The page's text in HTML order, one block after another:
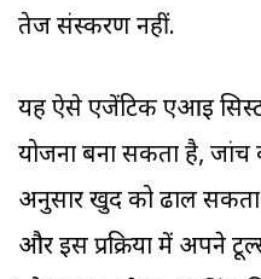
तेज संस्करण नहीं.
यह ऐसे एजेंटिक एआइ
योजना बना सकता है,
अनुसार खुद को ढाल
और इस प्रक्रिया में अपने